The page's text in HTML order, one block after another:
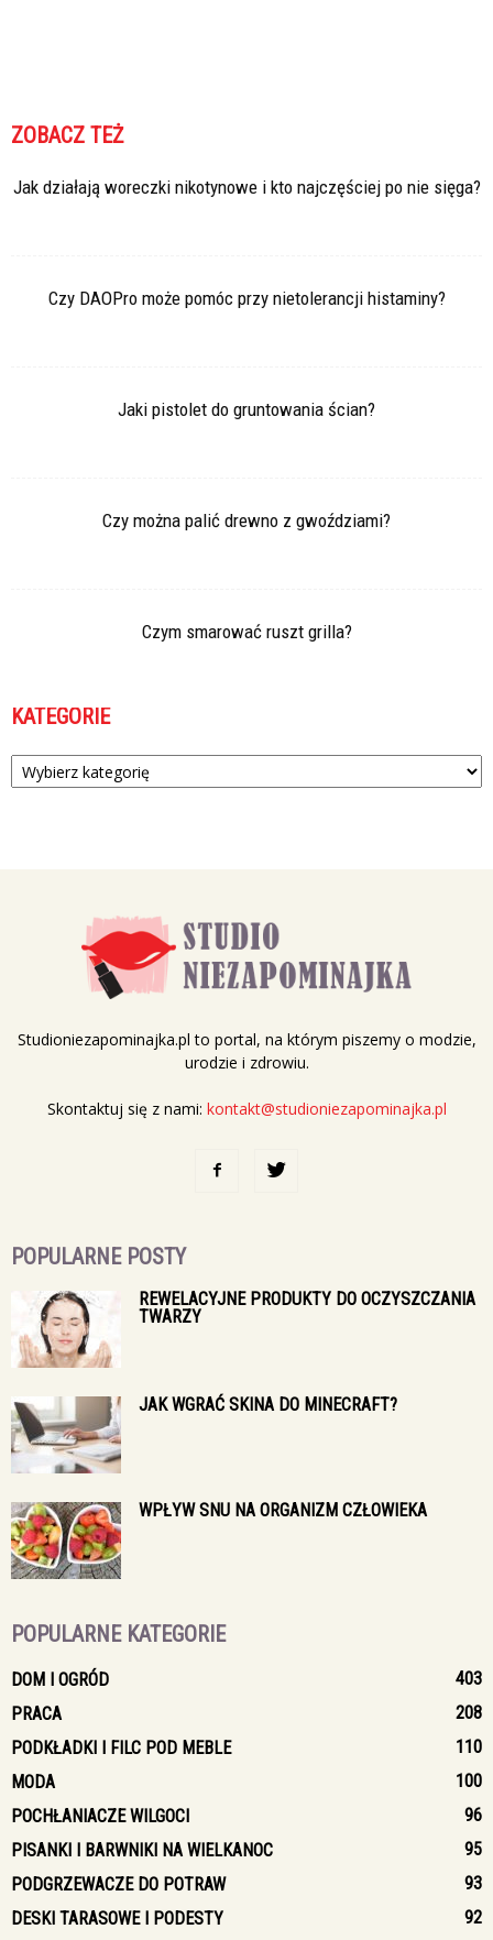
ZOBACZ TEŻ
Jak działają woreczki nikotynowe i kto najczęściej po nie sięga?
Czy DAOPro może pomóc przy nietolerancji histaminy?
Jaki pistolet do gruntowania ścian?
Czy można palić drewno z gwoździami?
Czym smarować ruszt grilla?
KATEGORIE
Kategorie
Studioniezapominajka.pl to portal, na którym piszemy o modzie,
urodzie i zdrowiu.
Skontaktuj się z nami: kontakt@studioniezapominajka.pl
POPULARNE POSTY
REWELACYJNE PRODUKTY DO OCZYSZCZANIA
TWARZY
JAK WGRAĆ SKINA DO MINECRAFT?
WPŁYW SNU NA ORGANIZM CZŁOWIEKA
POPULARNE KATEGORIE
DOM I OGRÓD
403
PRACA
208
PODKŁADKI I FILC POD MEBLE
110
MODA
100
POCHŁANIACZE WILGOCI
96
PISANKI I BARWNIKI NA WIELKANOC
95
PODGRZEWACZE DO POTRAW
93
DESKI TARASOWE I PODESTY
92